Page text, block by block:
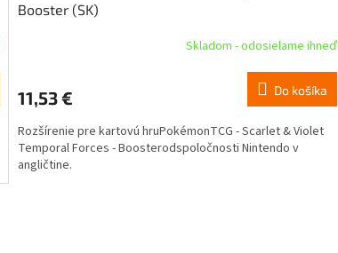
Booster (SK)
Skladom - odosielame ihneď
11,53 € Do košíka
Rozšírenie pre kartovú hruPokémonTCG - Scarlet & Violet
Temporal Forces - Boosterodspoločnosti Nintendo v
angličtine.